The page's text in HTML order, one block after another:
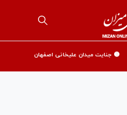
🟡 جنایت میدان علیخانی اصفهان